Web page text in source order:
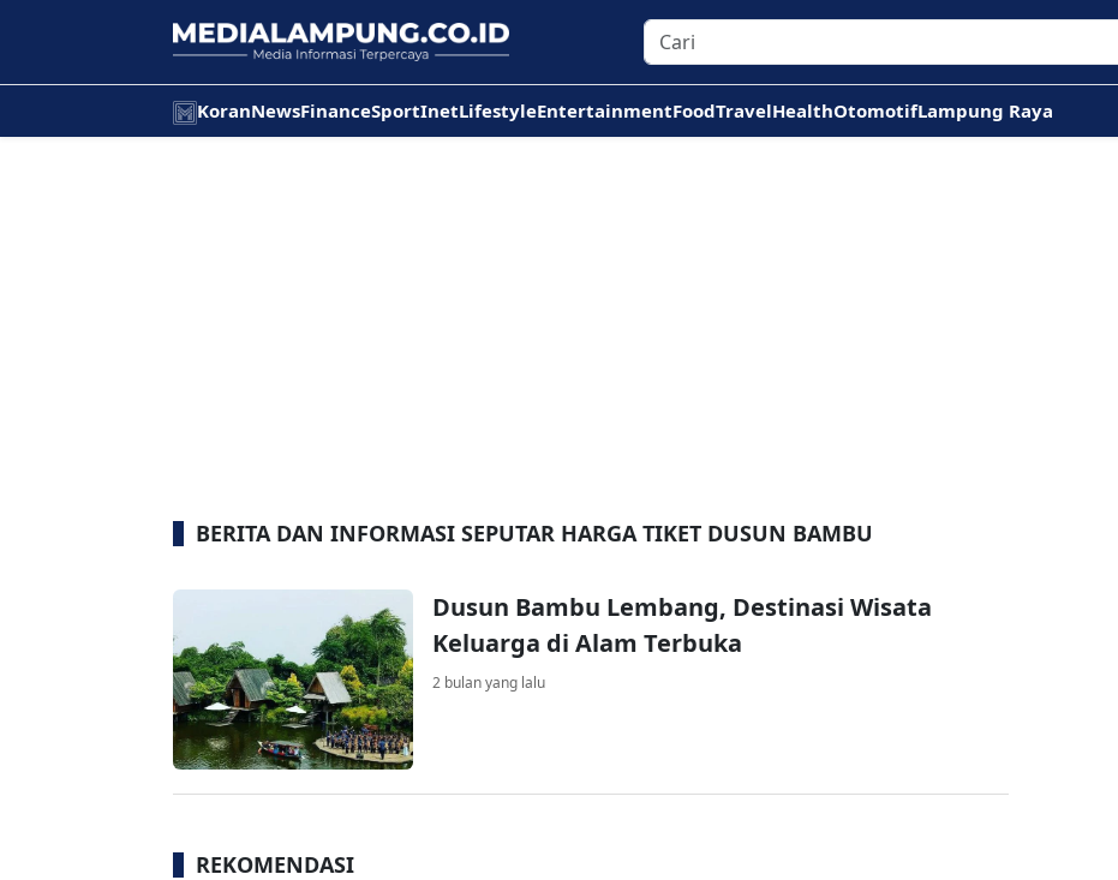
KoranNewsFinanceSportInetLifestyleEntertainmentFoodTravelHealthOtomotifLampung Raya
BERITA DAN INFORMASI SEPUTAR HARGA TIKET DUSUN BAMBU
Dusun Bambu Lembang, Destinasi Wisata
Keluarga di Alam Terbuka
2 bulan yang lalu
REKOMENDASI